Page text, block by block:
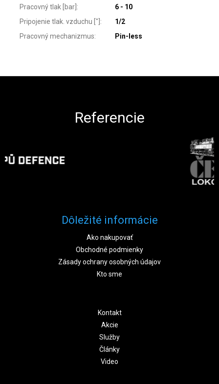
Pracovný tlak [bar] :
6 - 10
Pripojenie tlak. vzduchu ["] :
1/2
Pracovný mechanizmus: Pin-less
Referencie
Dôležité informácie
Ako nakupovať
Obchodné podmienky
Zásady ochrany osobných údajov
Kto sme
Kontakt
Akcie
Služby
Články
Video